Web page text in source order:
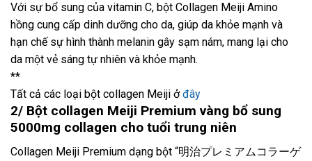
Với sự bổ sung của vitamin C, bột Collagen Meiji Amino
hồng cung cấp dinh dưỡng cho da, giúp da khỏe mạnh và
hạn chế sự hình thành melanin gây sạm nám, mang lại cho
da một vẻ sáng tự nhiên và khỏe mạnh.
**
Tất cả các loại bột collagen Meiji ởđây
2/ Bột collagen Meiji Premium vàng bổ sung
5000mg collagen cho tuổi trung niên
Collagen Meiji Premium dạng bột “明治プレミアムコラーゲ